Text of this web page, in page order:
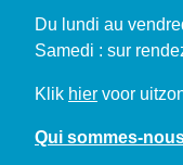
Du lundi au
Samedi : sur
Klik hier voor
Qui sommes-